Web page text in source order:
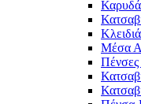
Κλειδιά
Μέσα
Πένσες